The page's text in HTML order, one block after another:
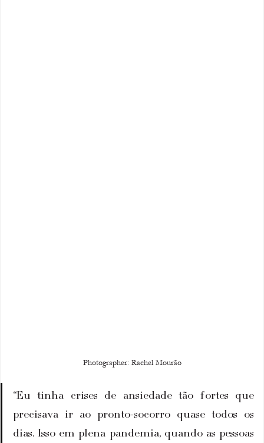
Photographer: Rachel Mourão
“Eu tinha crises de ansiedade tão fortes que
precisava ir ao pronto-socorro quase todos os
dias. Isso em plena pandemia, quando as pessoas